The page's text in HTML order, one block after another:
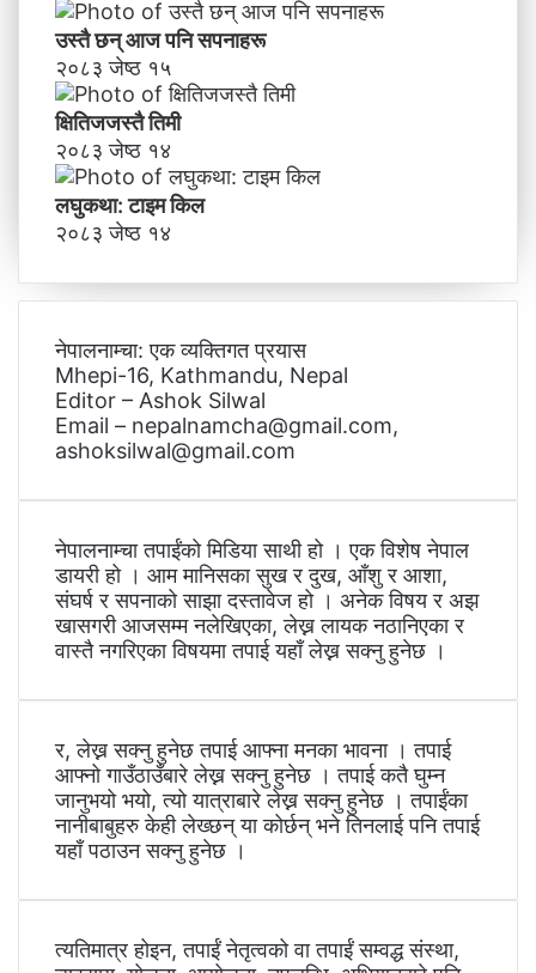
उस्तै छन् आज पनि सपनाहरू
२०८३ जेष्ठ १५
क्षितिजजस्तै तिमी
२०८३ जेष्ठ १४
लघुकथा: टाइम किल
२०८३ जेष्ठ १४
नेपालनाम्चा: एक व्यक्तिगत प्रयास
Mhepi-16, Kathmandu, Nepal
Editor – Ashok Silwal
Email – nepalnamcha@gmail.com,
ashoksilwal@gmail.com
नेपालनाम्चा तपाईंको मिडिया साथी हो । एक विशेष नेपाल
डायरी हो । आम मानिसका सुख र दुख, आँशु र आशा,
संघर्ष र सपनाको साझा दस्तावेज हो । अनेक विषय र अझ
खासगरी आजसम्म नलेखिएका, लेख्न लायक नठानिएका र
वास्तै नगरिएका विषयमा तपाई यहाँ लेख्न सक्नु हुनेछ ।
र, लेख्न सक्नु हुनेछ तपाई आफ्ना मनका भावना । तपाई
आफ्नो गाउँठाउँबारे लेख्न सक्नु हुनेछ । तपाई कतै घुम्न
जानुभयो भयो, त्यो यात्राबारे लेख्न सक्नु हुनेछ । तपाईंका
नानीबाबुहरु केही लेख्छन् या कोर्छन् भने तिनलाई पनि तपाई
यहाँ पठाउन सक्नु हुनेछ ।
त्यतिमात्र होइन, तपाईं नेतृत्वको वा तपाईं सम्वद्ध संस्था,